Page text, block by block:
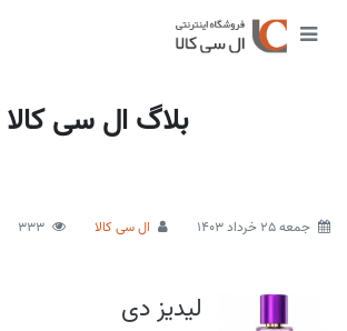
بلاگ ال سی کالا
جمعه 25 خرداد 1403 ال سی کالا 333
لیدیز دی